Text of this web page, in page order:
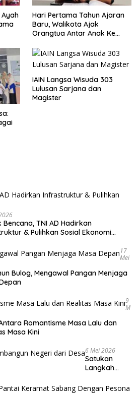
Hari Pertama Tahun Ajaran
Baru, Walikota Ajak
Orangtua Antar Anak Ke
IAIN Langsa Wisuda 303
Lulusan Sarjana dan
Magister
Bencana, TNI AD Hadirkan
& Pulihkan Sosial Ekonomi
17
Mei
Bulog, Mengawal Pangan Menjaga
9
M
Romantisme Masa Lalu dan
Masa Kini
6 Mei 2026
Satukan
Langkah
Negeri dari
Desa